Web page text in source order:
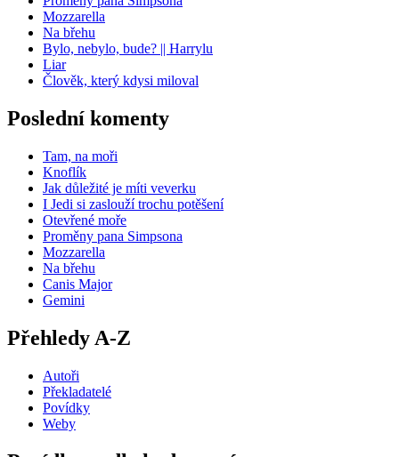
Mozzarella
Na břehu
Bylo, nebylo, bude? || Harrylu
Liar
Člověk, který kdysi miloval
Poslední komenty
Tam, na moři
Knoflík
Jak důležité je míti veverku
I Jedi si zaslouží trochu potěšení
Otevřené moře
Proměny pana Simpsona
Mozzarella
Na břehu
Canis Major
Gemini
Přehledy A-Z
Autoři
Překladatelé
Povídky
Weby